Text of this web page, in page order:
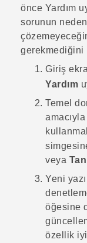
önce Yardım
sorunun
gerekmediğini
Giriş
Yardım
Temel
veya
Yeni
öğesine
özellik